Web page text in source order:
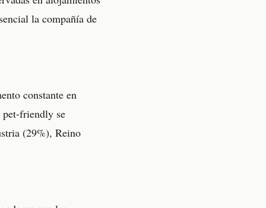
la compañía de
constante en
pet-friendly se
(29%), Reino